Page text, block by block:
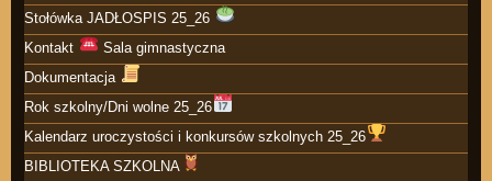
Stołówka JADŁOSPIS 25_26
Kontakt
Sala gimnastyczna
Dokumentacja
Rok szkolny/Dni wolne 25_26
Kalendarz uroczystości i konkursów szkolnych 25_26
BIBLIOTEKA SZKOLNA